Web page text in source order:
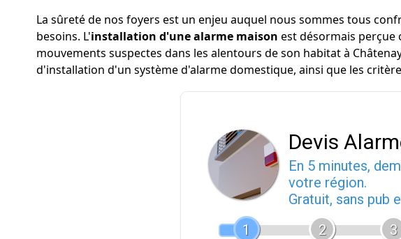
La sûreté de nos foyers est un enjeu auquel nous sommes tous
besoins. L'installation d'une alarme maison est désormais perçue
mouvements suspectes dans les alentours de son habitat à
d'installation d'un système d'alarme domestique, ainsi que les
Devis
En 5 minutes,
votre région.
Gratuit, sans pub
1
2 3